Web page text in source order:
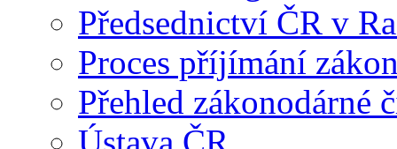
Předsednictví ČR v
Proces příjímání
Přehled zákonodárné
Ústava ČR